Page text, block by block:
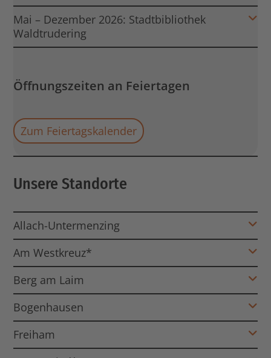
Mai – Dezember 2026: Stadtbibliothek
Waldtrudering
Öffnungszeiten an Feiertagen
Zum Feiertagskalender
Unsere Standorte
Allach-Untermenzing
Am Westkreuz*
Berg am Laim
Bogenhausen
Freiham